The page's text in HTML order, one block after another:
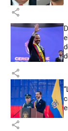
share
share
share